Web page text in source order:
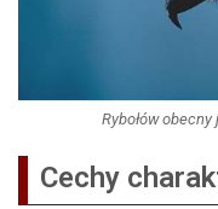
Rybołów
Cechy